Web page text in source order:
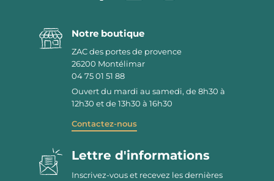
Notre boutique
ZAC des portes de provence
26200 Montélimar
04 75 01 51 88
Ouvert du mardi au samedi, de 8h30 à
12h30 et de 13h30 à 16h30
Contactez-nous
Lettre d'informations
Inscrivez-vous et recevez les dernières